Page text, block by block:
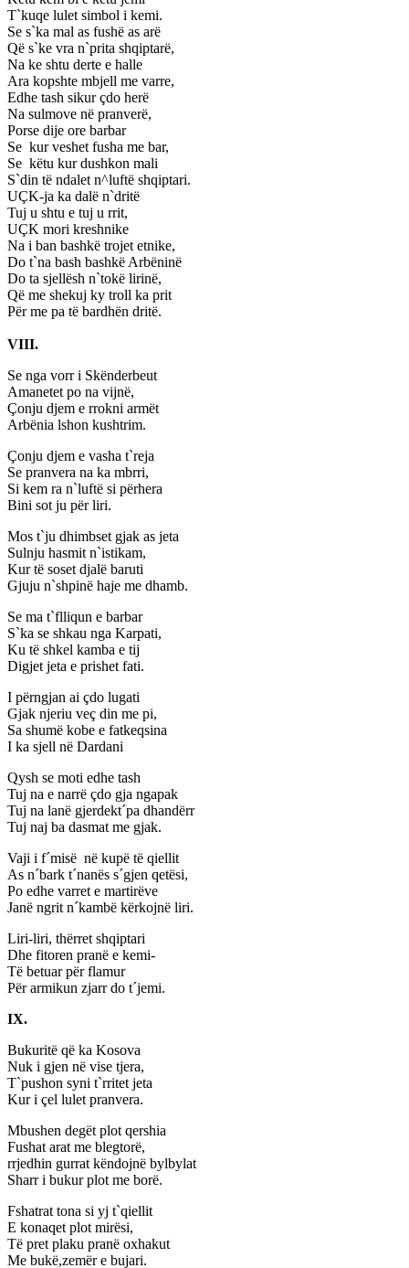
T`kuqe lulet simbol i kemi.
Se s`ka mal as fushë as arë
Që s`ke vra n`prita shqiptarë,
Na ke shtu derte e halle
Ara kopshte mbjell me varre,
Edhe tash sikur çdo herë
Na sulmove në pranverë,
Porse dije ore barbar
Se kur veshet fusha me bar,
Se këtu kur dushkon mali
S`din të ndalet n^luftë shqiptari.
UÇK-ja ka dalë n`dritë
Tuj u shtu e tuj u rrit,
UÇK mori kreshnike
Na i ban bashkë trojet etnike,
Do t`na bash bashkë Arbëninë
Do ta sjellësh n`tokë lirinë,
Që me shekuj ky troll ka prit
Për me pa të bardhën dritë.
VIII.
Se nga vorr i Skënderbeut
Amanetet po na vijnë,
Çonju djem e rrokni armët
Arbënia lshon kushtrim.
Çonju djem e vasha t`reja
Se pranvera na ka mbrri,
Si kem ra n`luftë si përhera
Bini sot ju për liri.
Mos t`ju dhimbset gjak as jeta
Sulnju hasmit n`istikam,
Kur të soset djalë baruti
Gjuju n`shpinë haje me dhamb.
Se ma t`flliqun e barbar
S`ka se shkau nga Karpati,
Ku të shkel kamba e tij
Digjet jeta e prishet fati.
I përngjan ai çdo lugati
Gjak njeriu veç din me pi,
Sa shumë kobe e fatkeqsina
I ka sjell në Dardani
Qysh se moti edhe tash
Tuj na e narrë çdo gja ngapak
Tuj na lanë gjerdekt´pa dhandërr
Tuj naj ba dasmat me gjak.
Vaji i f´misë në kupë të qiellit
As n´bark t´nanës s´gjen qetësi,
Po edhe varret e martirëve
Janë ngrit n´kambë kërkojnë liri.
Liri-liri, thërret shqiptari
Dhe fitoren pranë e kemi-
Të betuar për flamur
Për armikun zjarr do t´jemi.
IX.
Bukuritë që ka Kosova
Nuk i gjen në vise tjera,
T`pushon syni t`rritet jeta
Kur i çel lulet pranvera.
Mbushen degët plot qershia
Fushat arat me blegtorë,
rrjedhin gurrat këndojnë bylbylat
Sharr i bukur plot me borë.
Fshatrat tona si yj t`qiellit
E konaqet plot mirësi,
Të pret plaku pranë oxhakut
Me bukë,zemër e bujari.